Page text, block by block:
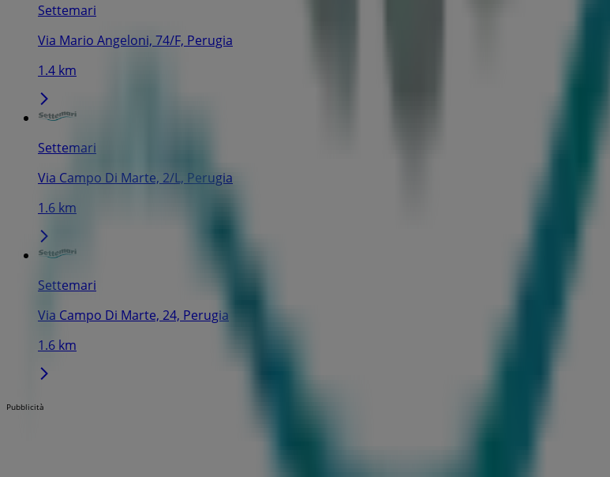
Settemari
Via Mario Angeloni, 74/F, Perugia
1.4 km
Settemari
Via Campo Di Marte, 2/L, Perugia
1.6 km
Settemari
Via Campo Di Marte, 24, Perugia
1.6 km
Pubblicità